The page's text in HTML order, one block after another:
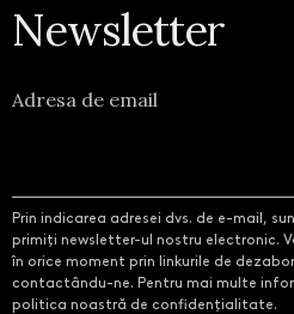
Newsletter
Adresa de email
Prin indicarea adresei dvs. de e-mail,
primiți newsletter-ul nostru electronic.
în orice moment prin linkurile de
contactându-ne. Pentru mai multe
politica noastră de confidențialitate.